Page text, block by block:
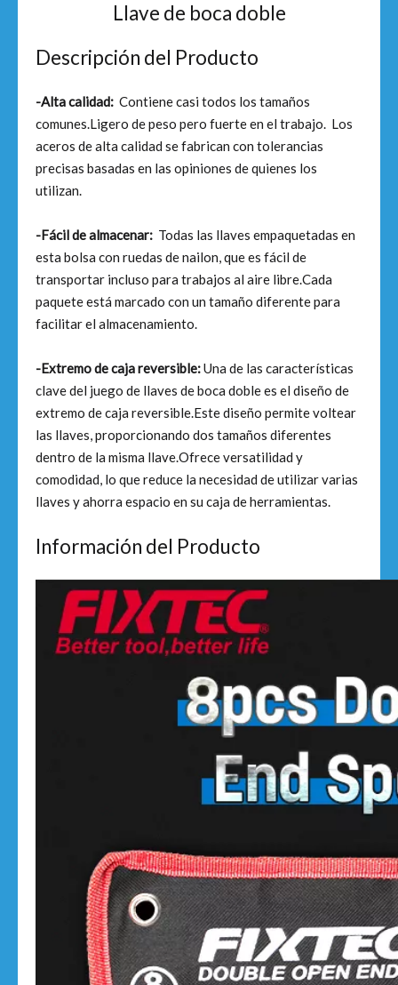
Llave de boca doble
Descripción del Producto
-Alta calidad: Contiene casi todos los tamaños
comunes.Ligero de peso pero fuerte en el trabajo. Los
aceros de alta calidad se fabrican con tolerancias
precisas basadas en las opiniones de quienes los
utilizan.
-Fácil de almacenar: Todas las llaves empaquetadas en
esta bolsa con ruedas de nailon, que es fácil de
transportar incluso para trabajos al aire libre.Cada
paquete está marcado con un tamaño diferente para
facilitar el almacenamiento.
-Extremo de caja reversible:Una de las características
clave del juego de llaves de boca doble es el diseño de
extremo de caja reversible.Este diseño permite voltear
las llaves, proporcionando dos tamaños diferentes
dentro de la misma llave.Ofrece versatilidad y
comodidad, lo que reduce la necesidad de utilizar varias
llaves y ahorra espacio en su caja de herramientas.
Información del Producto